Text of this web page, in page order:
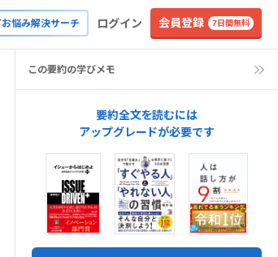
お悩み解決サーチ ログイン 会員登録 7日間無料
この要約の学びメモ
要約全文を読むには
アップグレードが必要です